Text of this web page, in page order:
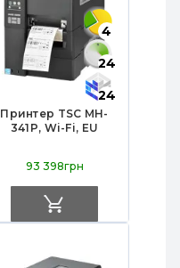
4
24
24
Принтер TSC MH-
341P, Wi-Fi, EU
93 398грн